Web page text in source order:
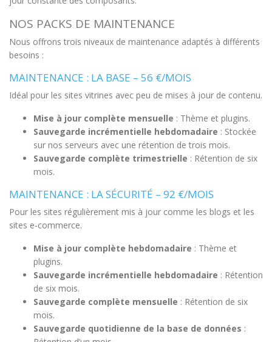
NOS PACKS DE MAINTENANCE
Nous offrons trois niveaux de maintenance adaptés à différents
besoins :
MAINTENANCE : LA BASE – 56 €/MOIS
Idéal pour les sites vitrines avec peu de mises à jour de contenu.
Mise à jour complète mensuelle : Thème et plugins.
Sauvegarde incrémentielle hebdomadaire : Stockée
sur nos serveurs avec une rétention de trois mois.
Sauvegarde complète trimestrielle : Rétention de six
mois.
MAINTENANCE : LA SÉCURITÉ – 92 €/MOIS
Pour les sites régulièrement mis à jour comme les blogs et les
sites e-commerce.
Mise à jour complète hebdomadaire : Thème et
plugins.
Sauvegarde incrémentielle hebdomadaire : Rétention
de six mois.
Sauvegarde complète mensuelle : Rétention de six
mois.
Sauvegarde quotidienne de la base de données :